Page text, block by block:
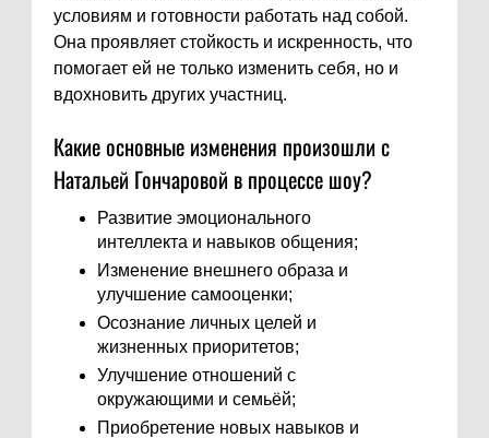
условиям и готовности работать над собой.
Она проявляет стойкость и искренность, что
помогает ей не только изменить себя, но и
вдохновить других участниц.
Какие основные изменения произошли с
Натальей Гончаровой в процессе шоу?
Развитие эмоционального
интеллекта и навыков общения;
Изменение внешнего образа и
улучшение самооценки;
Осознание личных целей и
жизненных приоритетов;
Улучшение отношений с
окружающими и семьёй;
Приобретение новых навыков и